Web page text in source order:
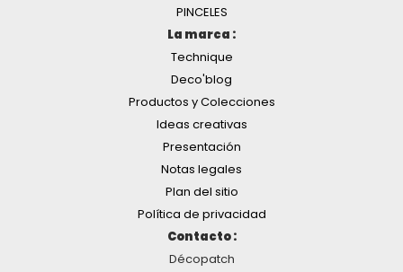
PINCELES
La marca :
Technique
Deco'blog
Productos y Colecciones
Ideas creativas
Presentación
Notas legales
Plan del sitio
Política de privacidad
Contacto :
Décopatch